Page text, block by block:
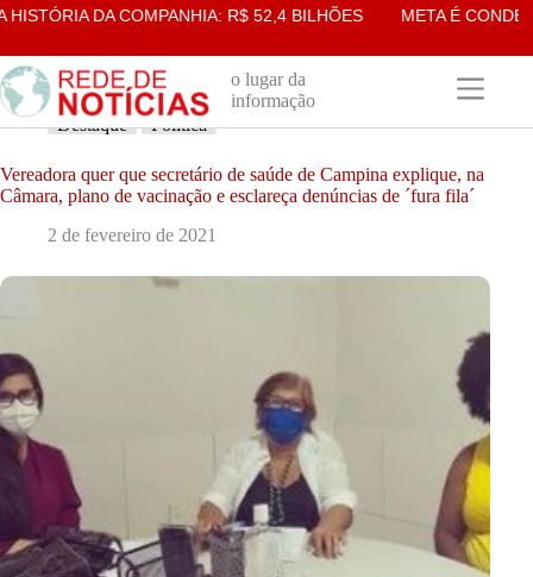
Pular
o
conteúdo
DA COMPANHIA: R$ 52,4 BILHÕES META É
o lugar da
informação
Destaque
Política
Vereadora quer que secretário de saúde de Campina explique, na
Câmara, plano de vacinação e esclareça denúncias de ´fura fila´
2 de fevereiro de 2021